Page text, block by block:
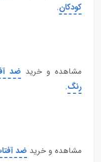
کودکان.
مشاهده و خرید ضد
رنگ.
مشاهده و خرید ضد